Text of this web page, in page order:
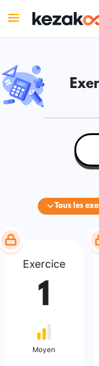
Tous les
Exercice
1
Moyen